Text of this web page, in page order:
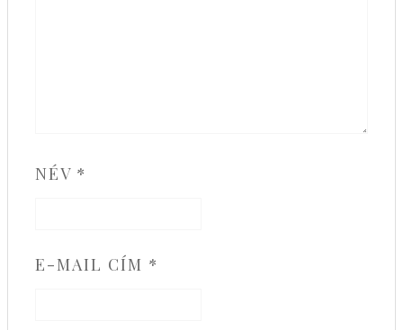
NÉV *
E-MAIL CÍM *